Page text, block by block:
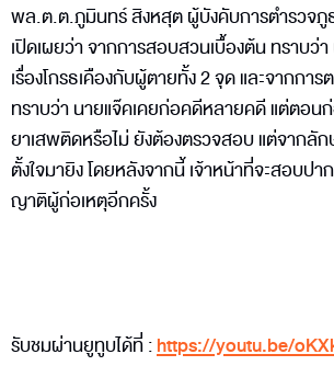
พล.ต.ต.ภูมินทร์ สิงหสุต ผู้บังคับการตำรวจภู
เปิดเผยว่า จากการสอบสวนเบื้องต้น ทราบว่
เรื่องโกรธเคืองกับผู้ตายทั้ง 2 จุด และจากกา
ทราบว่า นายแจ๊คเคยก่อคดีหลายคดี แต่ตอน
ยาเสพติดหรือไม่ ยังต้องตรวจสอบ แต่จากลั
ตั้งใจมายิง โดยหลังจากนี้ เจ้าหน้าที่จะสอบปา
ญาติผู้ก่อเหตุอีกครั้ง
รับชมผ่านยูทูบได้ที่ :https://youtu.be/